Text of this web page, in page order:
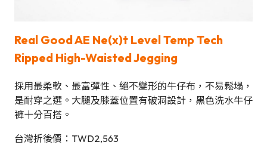
Real Good AE Ne(x)t Level Temp Tech
Ripped High-Waisted Jegging
採用最柔軟、最富彈性、絕不變形的牛仔布，不易鬆塌，
是耐穿之選。大腿及膝蓋位置有破洞設計，黑色洗水牛仔
褲十分百搭。
台灣折後價：TWD2,563